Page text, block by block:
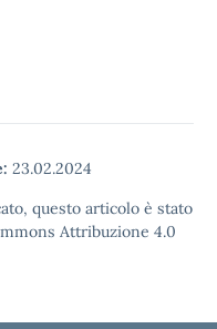
23.02.2024
questo articolo è stato
Attribuzione 4.0